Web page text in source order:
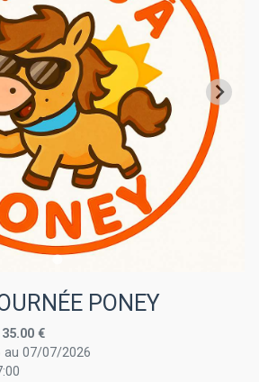
PONEY
35.00 €
au 07/07/2026